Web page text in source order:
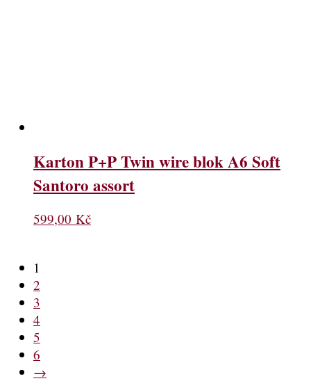
Karton P+P Twin wire blok A6 Soft
Santoro assort
599,00 Kč
1
2
3
4
5
6
→